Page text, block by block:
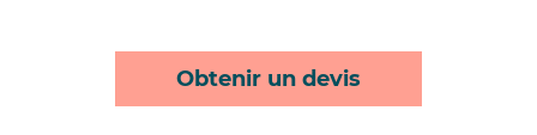
Obtenir un devis